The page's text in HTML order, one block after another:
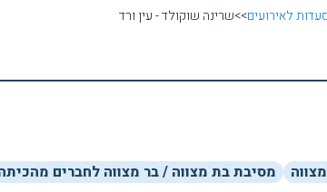
לאירועים>>שרינה שוקולד - עין ורד
מסיבת בת מצווה / בר מצווה לחברים